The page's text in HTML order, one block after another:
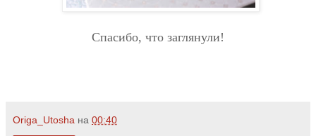
Спасибо, что заглянули!
Origa_Utosha на 00:40